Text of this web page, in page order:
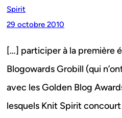
Spirit
29 octobre 2010
[…] participer à la première
Blogowards Grobill (qui
avec les Golden Blog
lesquels Knit Spirit